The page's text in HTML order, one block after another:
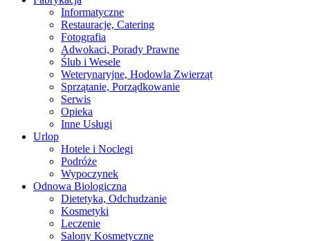
Informatyczne
Restauracje, Catering
Fotografia
Adwokaci, Porady Prawne
Ślub i Wesele
Weterynaryjne, Hodowla Zwierząt
Sprzątanie, Porządkowanie
Serwis
Opieka
Inne Usługi
Urlop
Hotele i Noclegi
Podróże
Wypoczynek
Odnowa Biologiczna
Dietetyka, Odchudzanie
Kosmetyki
Leczenie
Salony Kosmetyczne